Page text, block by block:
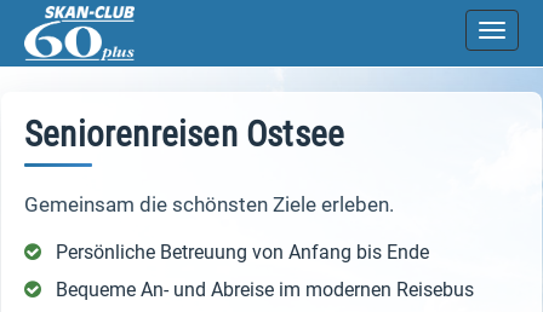
Direkt zum Inhalt springen
Seniorenreisen Ostsee
Gemeinsam die schönsten Ziele erleben.
Persönliche Betreuung von Anfang bis Ende
Bequeme An- und Abreise im modernen Reisebus